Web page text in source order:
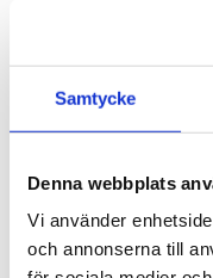
Samtycke
Denna webbplats
Vi använder
och annonserna till
hotellit &
Tukholman
toiminut Bio